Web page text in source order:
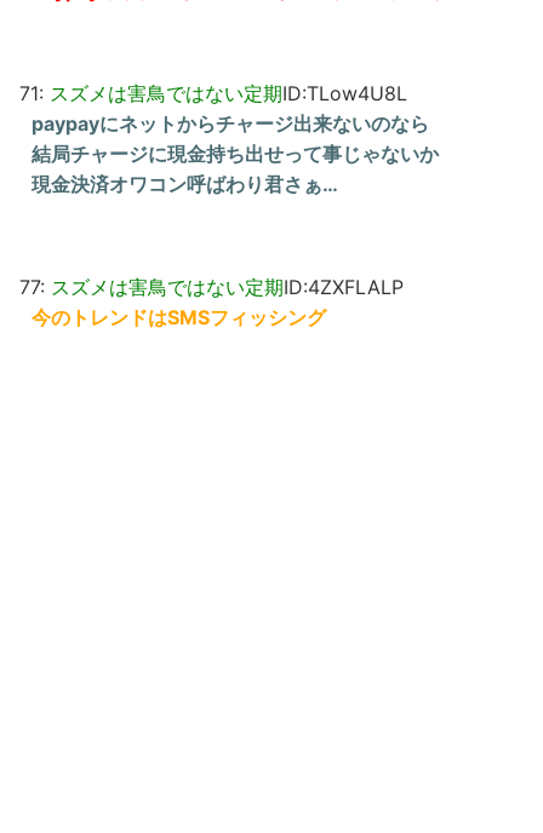
71: スズメは害鳥ではない定期ID:TLow4U8L
paypayにネットからチャージ出来ないのなら
結局チャージに現金持ち出せって事じゃないか
現金決済オワコン呼ばわり君さぁ…
77: スズメは害鳥ではない定期ID:4ZXFLALP
今のトレンドはSMSフィッシング